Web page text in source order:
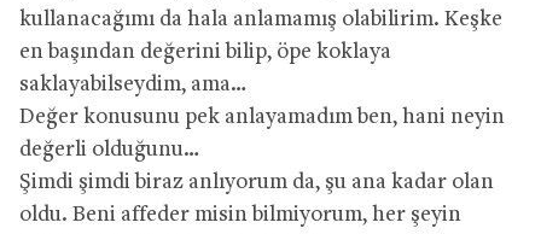
kullanacağımı da hala anlamamış olabilirim. Keşke
en başından değerini bilip, öpe koklaya
saklayabilseydim, ama…
Değer konusunu pek anlayamadım ben, hani neyin
değerli olduğunu…
Şimdi şimdi biraz anlıyorum da, şu ana kadar olan
oldu. Beni affeder misin bilmiyorum, her şeyin